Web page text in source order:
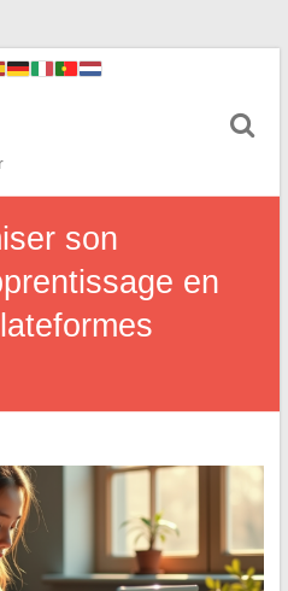
son
en